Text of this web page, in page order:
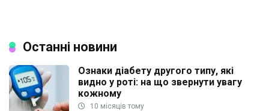
Останні новини
Ознаки діабету другого типу, які
видно у роті: на що звернути увагу
кожному
10 місяців тому